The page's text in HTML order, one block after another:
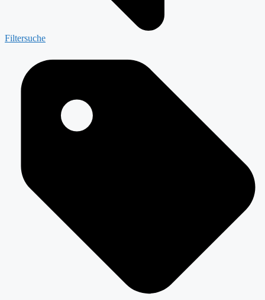
Filtersuche